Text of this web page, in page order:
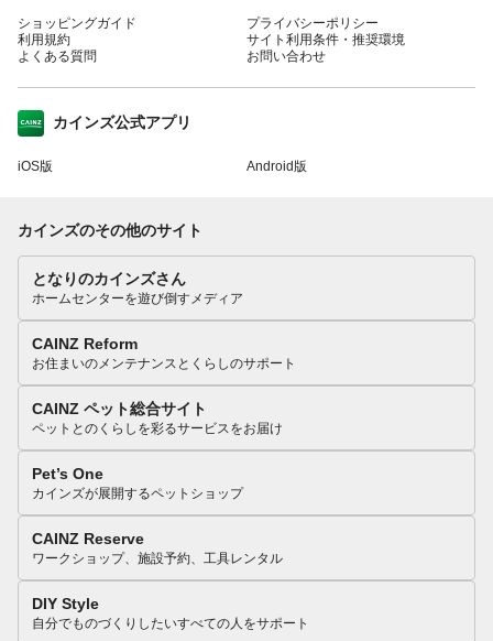
ショッピングガイド
利用規約
よくある質問
プライバシーポリシー
サイト利用条件・推奨環境
お問い合わせ
カインズ公式アプリ
iOS版 Android版
カインズのその他のサイト
となりのカインズさん
ホームセンターを遊び倒すメディア
CAINZ Reform
お住まいのメンテナンスとくらしのサポート
CAINZ ペット総合サイト
ペットとのくらしを彩るサービスをお届け
Pet’s One
カインズが展開するペットショップ
CAINZ Reserve
ワークショップ、施設予約、工具レンタル
DIY Style
自分でものづくりしたいすべての人をサポート